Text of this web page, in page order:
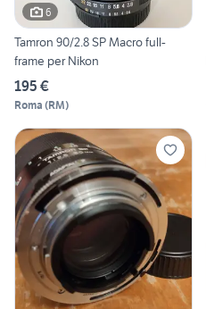
6
Tamron 90/2.8 SP Macro full-
frame per Nikon
195 €
Roma (RM)